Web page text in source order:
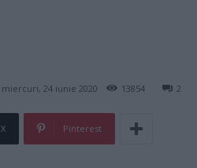
miercuri, 24 iunie 2020 2
13854
X Pinterest